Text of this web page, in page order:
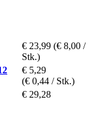
€ 23,99 (€ 8,00 /
Stk.)
€ 5,29
(€ 0,44 / Stk.)
€ 29,28